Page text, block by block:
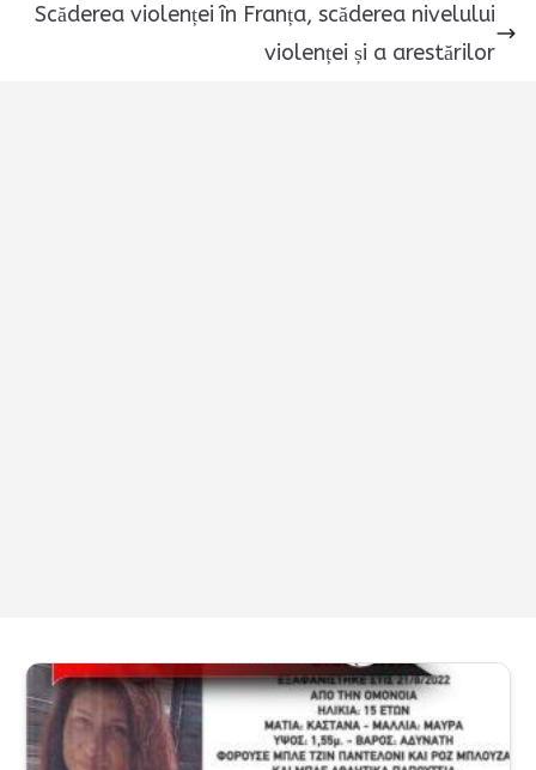
Scăderea violenței în Franța, scăderea nivelului
violenței și a arestărilor